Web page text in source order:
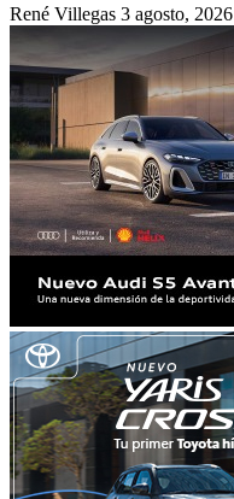
René Villegas 3 agosto, 2026